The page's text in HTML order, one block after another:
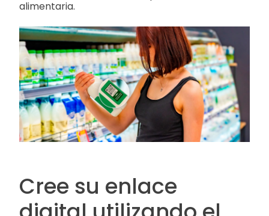
alimentaria.
Cree su enlace